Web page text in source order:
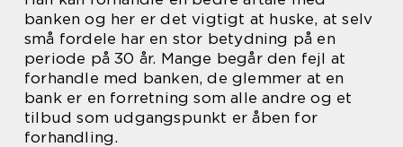
banken og her er det vigtigt at huske, at selv
små fordele har en stor betydning på en
periode på 30 år. Mange begår den fejl at
forhandle med banken, de glemmer at en
bank er en forretning som alle andre og et
tilbud som udgangspunkt er åben for
forhandling.